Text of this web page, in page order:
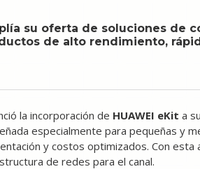
su oferta de soluciones de
de alto rendimiento,
la incorporación de HUAWEI eKit a su
especialmente para pequeñas y
y costos optimizados. Con esta
de redes para el canal.